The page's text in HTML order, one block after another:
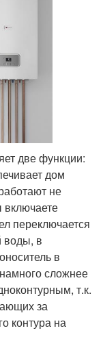
две функции:
дом
не
переключается
воды, в
в
сложнее
т.к.
за
контура на